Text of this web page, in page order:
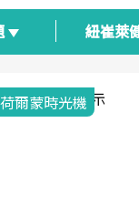
紐崔萊
荷爾蒙時光機